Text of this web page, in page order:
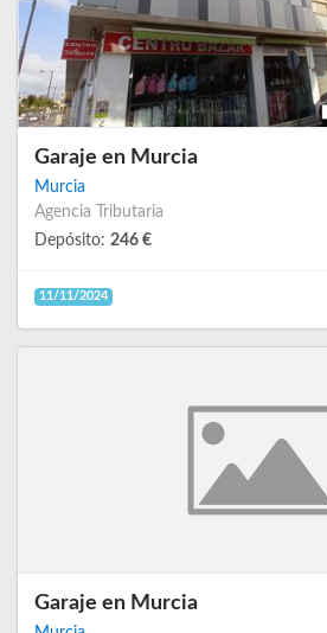
Garaje en Murcia
Murcia
Agencia Tributaria
Depósito: 246 €
11/11/2024
Garaje en Murcia